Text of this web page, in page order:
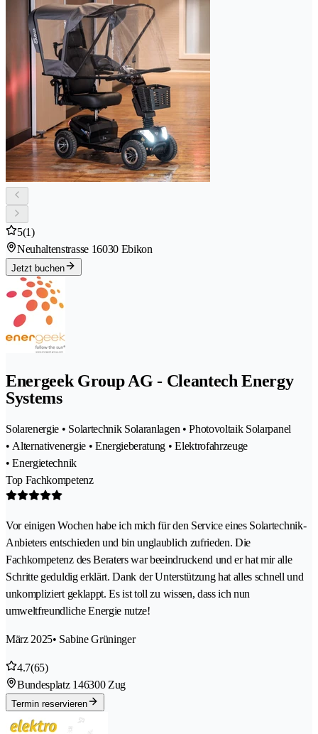
5(1)
Neuhaltenstrasse 16030 Ebikon
Jetzt buchen
Energeek Group AG - Cleantech Energy
Systems
Solarenergie • Solartechnik Solaranlagen • Photovoltaik Solarpanel
• Alternativenergie • Energieberatung • Elektrofahrzeuge
• Energietechnik
Top Fachkompetenz
Vor einigen Wochen habe ich mich für den Service eines Solartechnik-
Anbieters entschieden und bin unglaublich zufrieden. Die
Fachkompetenz des Beraters war beeindruckend und er hat mir alle
Schritte geduldig erklärt. Dank der Unterstützung hat alles schnell und
unkompliziert geklappt. Es ist toll zu wissen, dass ich nun
umweltfreundliche Energie nutze!
März 2025• Sabine Grüninger
4.7(65)
Bundesplatz 146300 Zug
Termin reservieren